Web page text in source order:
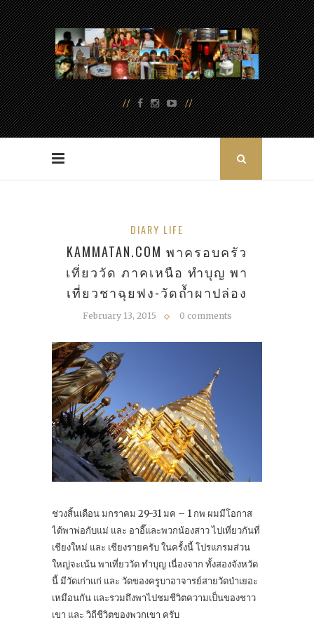
DIARY LIFE
KAMMATAN.COM พาครอบครัว
เที่ยววัด ภาคเหนือ ทำบุญ พา
เที่ยวชาฉุยฟง-วัดถ้ำผาปล่อง
February 13, 2015 0 comments
ช่วงสิ้นเดือน มกราคม 29-31 มค – 1 กพ ผมมีโอกาส
ได้พาพ่อกับแม่ และ อาอี๊และพวกน้องสาว ไปเที่ยวกันที่
เชียงใหม่ และ เชียงรายครับ ในครั้งนี้ โปรแกรมส่วน
ใหญ่จะเน้น พาเที่ยววัด ทำบุญ เนื่องจาก ทั้งสองจังหวัด
นี้ มีวัดเก่าแก่ และ วัดของครูบาอาจารย์สายวัดป่าเยอะ
เหมือนกัน และรวมถึงพาไปชมชีวิตความเป็นของชาว
เขา และ วิถีชีวิตของพวกเขา ครับ